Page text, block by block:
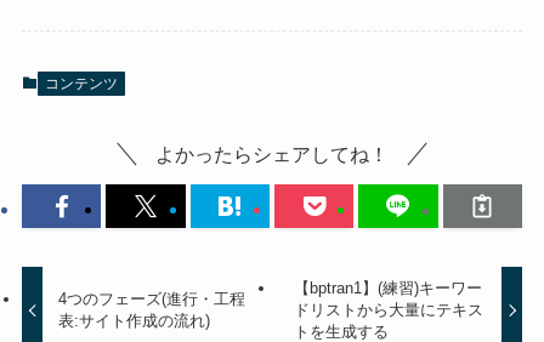
コンテンツ
よかったらシェアしてね！
4つのフェーズ(進行・工程
表:サイト作成の流れ)
【bptran1】(練習)キーワー
ドリストから大量にテキス
トを生成する